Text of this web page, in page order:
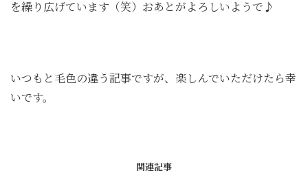
を繰り広げています（笑）おあとがよろしいようで♪
いつもと毛色の違う記事ですが、楽しんでいただけたら幸
いです。
関連記事